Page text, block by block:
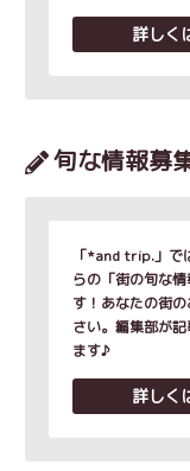
詳しく
旬な情報募
「*and trip.」で
らの「街の旬な
す！あなたの街
さい。編集部が
ます♪
詳しく